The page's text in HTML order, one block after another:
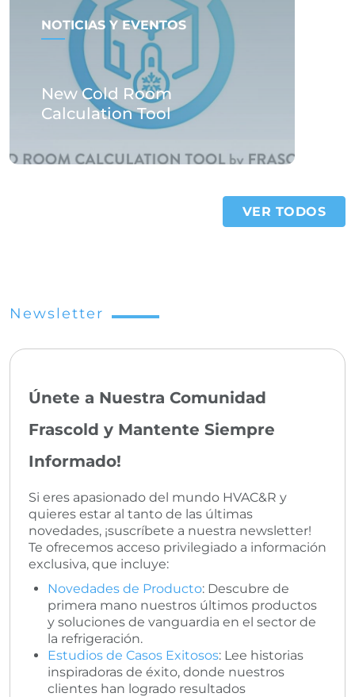
NOTICIAS Y EVENTOS
New Cold Room
Calculation Tool
VER TODOS
Newsletter
Únete a Nuestra Comunidad
Frascold y Mantente Siempre
Informado!
Si eres apasionado del mundo HVAC&R y
quieres estar al tanto de las últimas
novedades, ¡suscríbete a nuestra newsletter!
Te ofrecemos acceso privilegiado a información
exclusiva, que incluye:
Novedades de Producto: Descubre de
primera mano nuestros últimos productos
y soluciones de vanguardia en el sector de
la refrigeración.
Estudios de Casos Exitosos: Lee historias
inspiradoras de éxito, donde nuestros
clientes han logrado resultados